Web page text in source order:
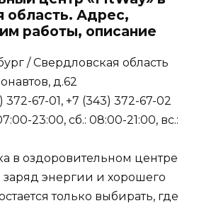
область. Адрес,
работы, описание
/ Свердловская область
д.62
372-67-01, +7 (343) 372-67-02
23:00, сб.: 08:00-21:00, вс.:
в оздоровительном центре
заряд энергии и хорошего
только выбирать, где